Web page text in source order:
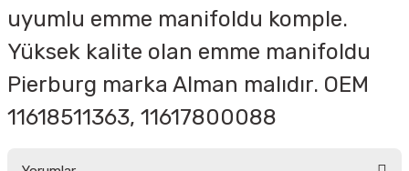
uyumlu emme manifoldu komple.
Yüksek kalite olan emme manifoldu
Pierburg marka Alman malıdır. OEM
11618511363, 11617800088